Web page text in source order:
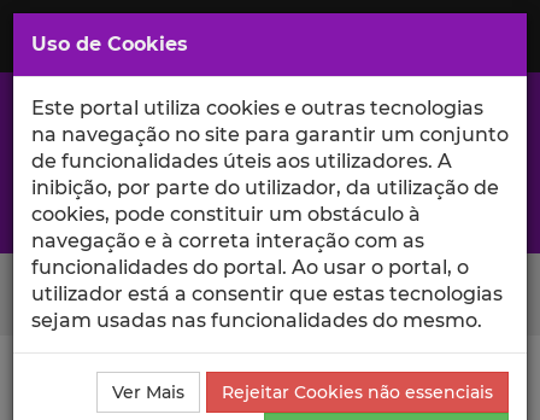
Saltar
para
Conteúdo
Principal
A excelência da investigação e ciência no Iscte
Search Button
Ciência_Iscte Publicações
Descrição Detalhada da
Publicação
Uso de Cookies
Este portal utiliza cookies e outras tecnologias
na navegação no site para garantir um conjunto
de funcionalidades úteis aos utilizadores. A
inibição, por parte do utilizador, da utilização de
cookies, pode constituir um obstáculo à
navegação e à correta interação com as
funcionalidades do portal. Ao usar o portal, o
utilizador está a consentir que estas tecnologias
sejam usadas nas funcionalidades do mesmo.
Ver Mais
Rejeitar Cookies não essenciais